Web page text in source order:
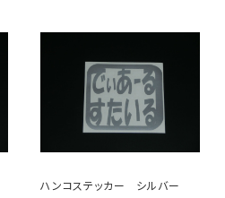
ハンコステッカー シルバー